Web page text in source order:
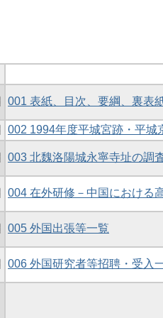
001 表紙、目次、要綱、裏表
002 1994年度平城宮跡・平城
003 北魏洛陽城永寧寺址の調
004 在外研修－中国における
005 外国出張等一覧
006 外国研究者等招聘・受入